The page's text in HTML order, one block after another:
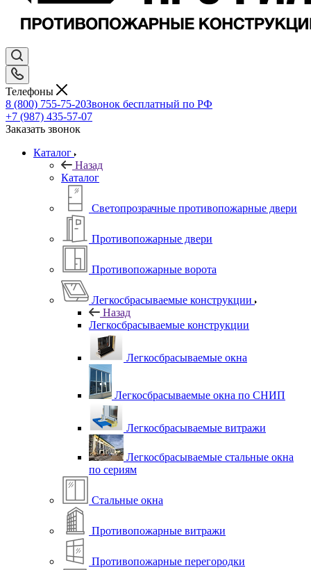
Телефоны
8 (800) 755-75-20Звонок бесплатный по РФ
+7 (987) 435-57-07
Заказать звонок
Каталог
Назад
Каталог
Светопрозрачные противопожарные двери
Противопожарные двери
Противопожарные ворота
Легкосбрасываемые конструкции
Назад
Легкосбрасываемые конструкции
Легкосбрасываемые окна
Легкосбрасываемые окна по СНИП
Легкосбрасываемые витражи
Легкосбрасываемые стальные окна
по сериям
Стальные окна
Противопожарные витражи
Противопожарные перегородки